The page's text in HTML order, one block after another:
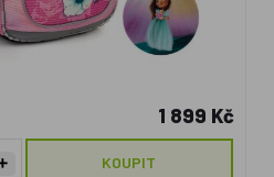
1 899 Kč
KOUPIT